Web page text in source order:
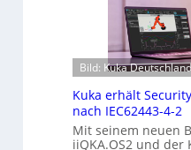
Bild: Kuka
Kuka erhält
nach IEC62443-4-2
Mit seinem neuen
iiQKA.OS2 und der